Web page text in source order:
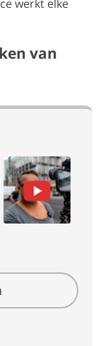
werkt elke
van